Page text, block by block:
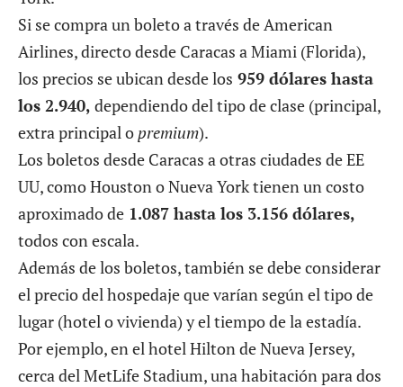
Si se compra un boleto a través de American
Airlines, directo desde Caracas a Miami (Florida),
los precios se ubican desde los 959 dólares hasta
los 2.940, dependiendo del tipo de clase (principal,
extra principal o premium).
Los boletos desde Caracas a otras ciudades de EE
UU, como Houston o Nueva York tienen un costo
aproximado de 1.087 hasta los 3.156 dólares,
todos con escala.
Además de los boletos, también se debe considerar
el precio del hospedaje que varían según el tipo de
lugar (hotel o vivienda) y el tiempo de la estadía.
Por ejemplo, en el hotel Hilton de Nueva Jersey,
cerca del MetLife Stadium, una habitación para dos